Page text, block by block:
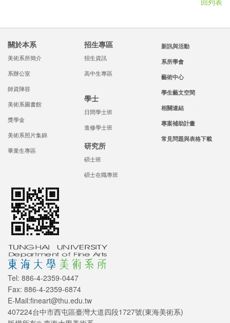
關於本系
美術系所簡介
系辦公室
師資陣容
美術系圖書館
獎學金
美術系照片集錦
畢業生專區
招生專區
招生資訊
高中生專區
學士
日間學士班
進修學士班
研究所
碩士班
碩士在職專班
新訊與活動
系所學會
藝術中心
學生藝文空間
相關連結
專案補助計畫
常見問題與表格下載
Tel: 886-4-2359-0447
Fax: 886-4-2359-6874
E-Mail:fineart@thu.edu.tw
407224台中市西屯區臺灣大道四段1727號(東海美術系)